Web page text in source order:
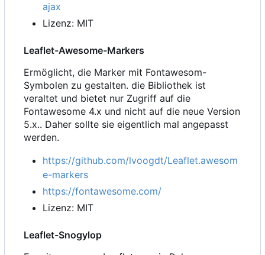
ajax
Lizenz: MIT
Leaflet-Awesome-Markers
Ermöglicht, die Marker mit Fontawesom-
Symbolen zu gestalten. die Bibliothek ist
veraltet und bietet nur Zugriff auf die
Fontawesome 4.x und nicht auf die neue Version
5.x.. Daher sollte sie eigentlich mal angepasst
werden.
https://github.com/lvoogdt/Leaflet.awesom
e-markers
https://fontawesome.com/
Lizenz: MIT
Leaflet-Snogylop